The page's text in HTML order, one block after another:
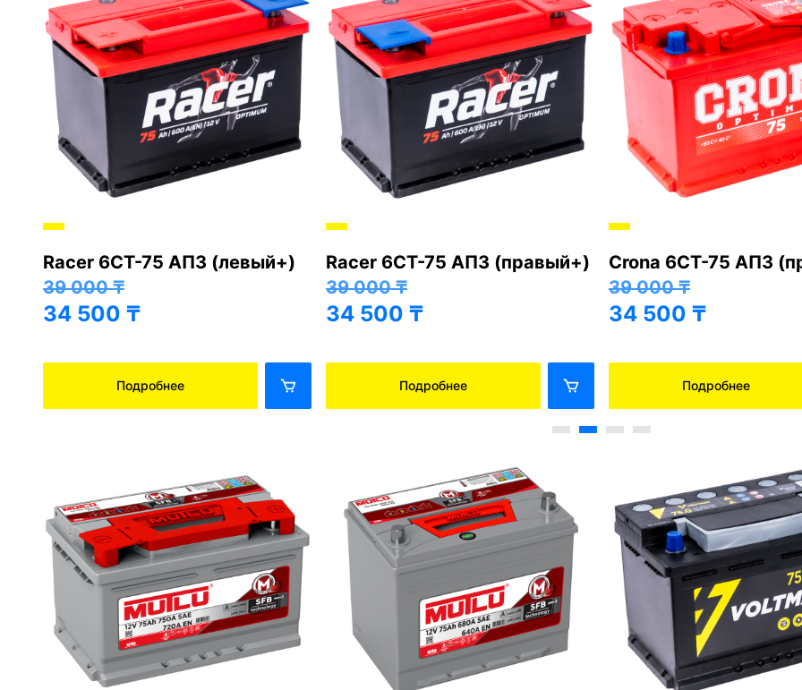
Racer 6СТ-75 АПЗ (левый+)
39 000₸
34 500 ₸
Подробнее
Racer 6СТ-75 АПЗ (правый+)
39 000₸
34 500 ₸
Подробнее
Crona 6СТ-75 АПЗ
39 000₸
34 500 ₸
Подробнее